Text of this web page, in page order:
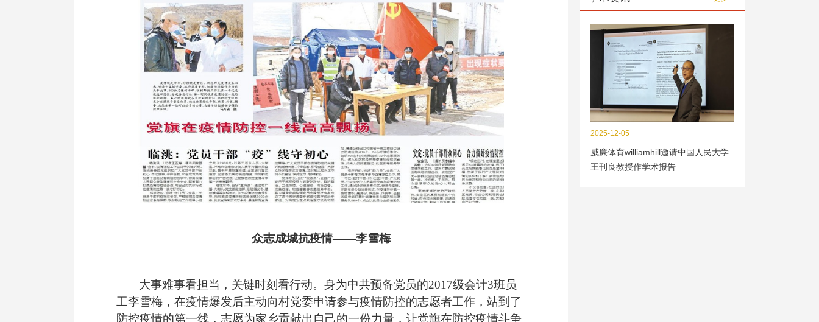
众志成城抗疫情――李雪梅
大事难事看担当，关键时刻看行动。身为中共预备党员的2017级会计3班员
工李雪梅，在疫情爆发后主动向村党委申请参与疫情防控的志愿者工作 ，站到了
防控疫情的第一线，志愿为家乡贡献出自己的一份力量 ，让党旗在防控疫情斗争
2025-12-05
威廉体育williamhill邀请中国人民大学
王刊良教授作学术报告